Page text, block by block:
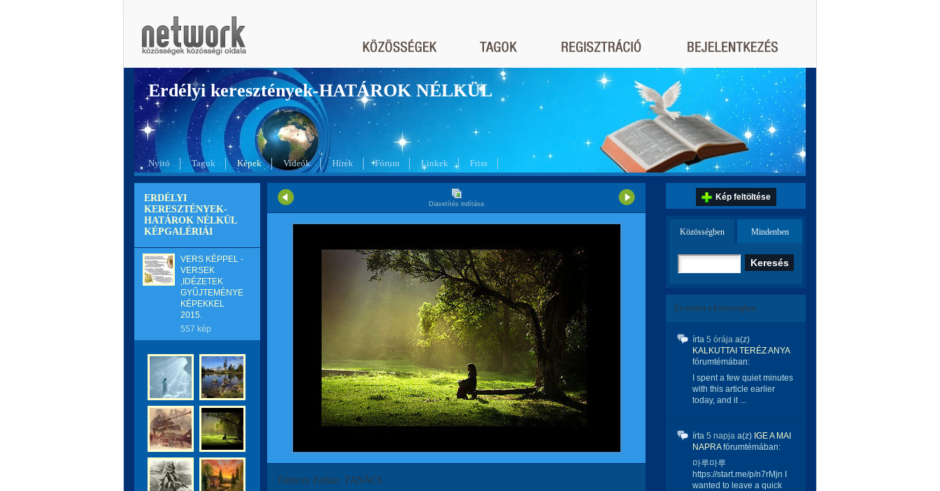
Erdélyi keresztények-HATÁROK NÉLKÜL
Nyitó Tagok Képek Videók Hírek Fórum Linkek Friss
ERDÉLYI
KERESZTÉNYEK-
HATÁROK NÉLKÜL
KÉPGALÉRIÁI
VERS KÉPPEL -
VERSEK
,IDÉZETEK
GYŰJTEMÉNYE
KÉPEKKEL
2015.
557 kép
Diavetítés indítása
Túróczy Zoltán: TANÁCS
Kép feltöltése
Közösségben Mindenben
Ez történt a közösségben:
írta 5 órája a(z)
KALKUTTAI TERÉZ ANYA
fórumtémában:
I spent a few quiet minutes
with this article earlier
today, and it ...
írta 5 napja a(z) IGE A MAI
NAPRAfórumtémában:
마루마루
https://start.me/p/n7rMjn I
wanted to leave a quick